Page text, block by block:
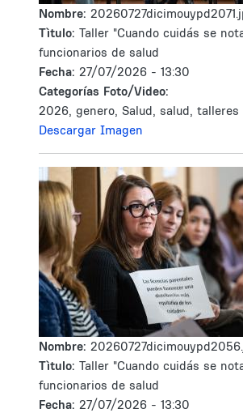
Nombre:
Tìtulo: Taller "Cuando cuidás se
funcionarios de salud
Fecha: 27/07/2026 - 13:30
Categorías Foto/Video:
2026, genero, Salud, salud, talleres
Descargar Imagen
Nombre:
Tìtulo: Taller "Cuando cuidás se
funcionarios de salud
Fecha: 27/07/2026 - 13:30